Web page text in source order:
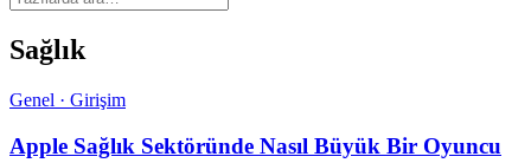
Sağlık
Genel · Girişim
Apple Sağlık Sektöründe Nasıl Büyük Bir Oyuncu